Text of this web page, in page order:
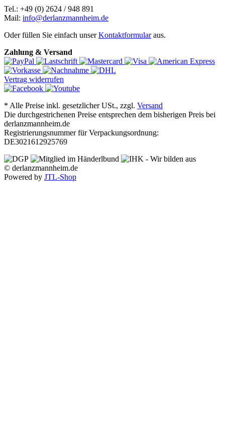
Tel.: +49 (0) 2624 / 948 891
Mail: info@derlanzmannheim.de
Oder füllen Sie einfach unserKontaktformularaus.
Zahlung & Versand
Vertrag widerrufen
* Alle Preise inkl. gesetzlicher USt., zzgl. Versand
Die durchgestrichenen Preise entsprechen dem bisherigen Preis bei
derlanzmannheim.de
Registrierungsnummer für Verpackungsordnung:
DE3021612925769
© derlanzmannheim.de
Powered by JTL-Shop